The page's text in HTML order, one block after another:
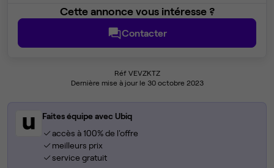
Cette annonce vous intéresse ?
Contacter
Réf VEVZKTZ
Dernière mise à jour le 30 octobre 2023
Faites équipe avec Ubiq
accès à 100% de l'offre
meilleurs prix
service gratuit